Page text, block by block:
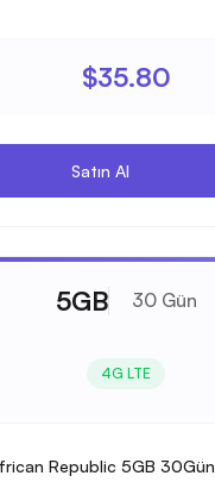
$35.80
Satın Al
5GB 30 Gün
4G LTE
Republic 5GB 30Gün